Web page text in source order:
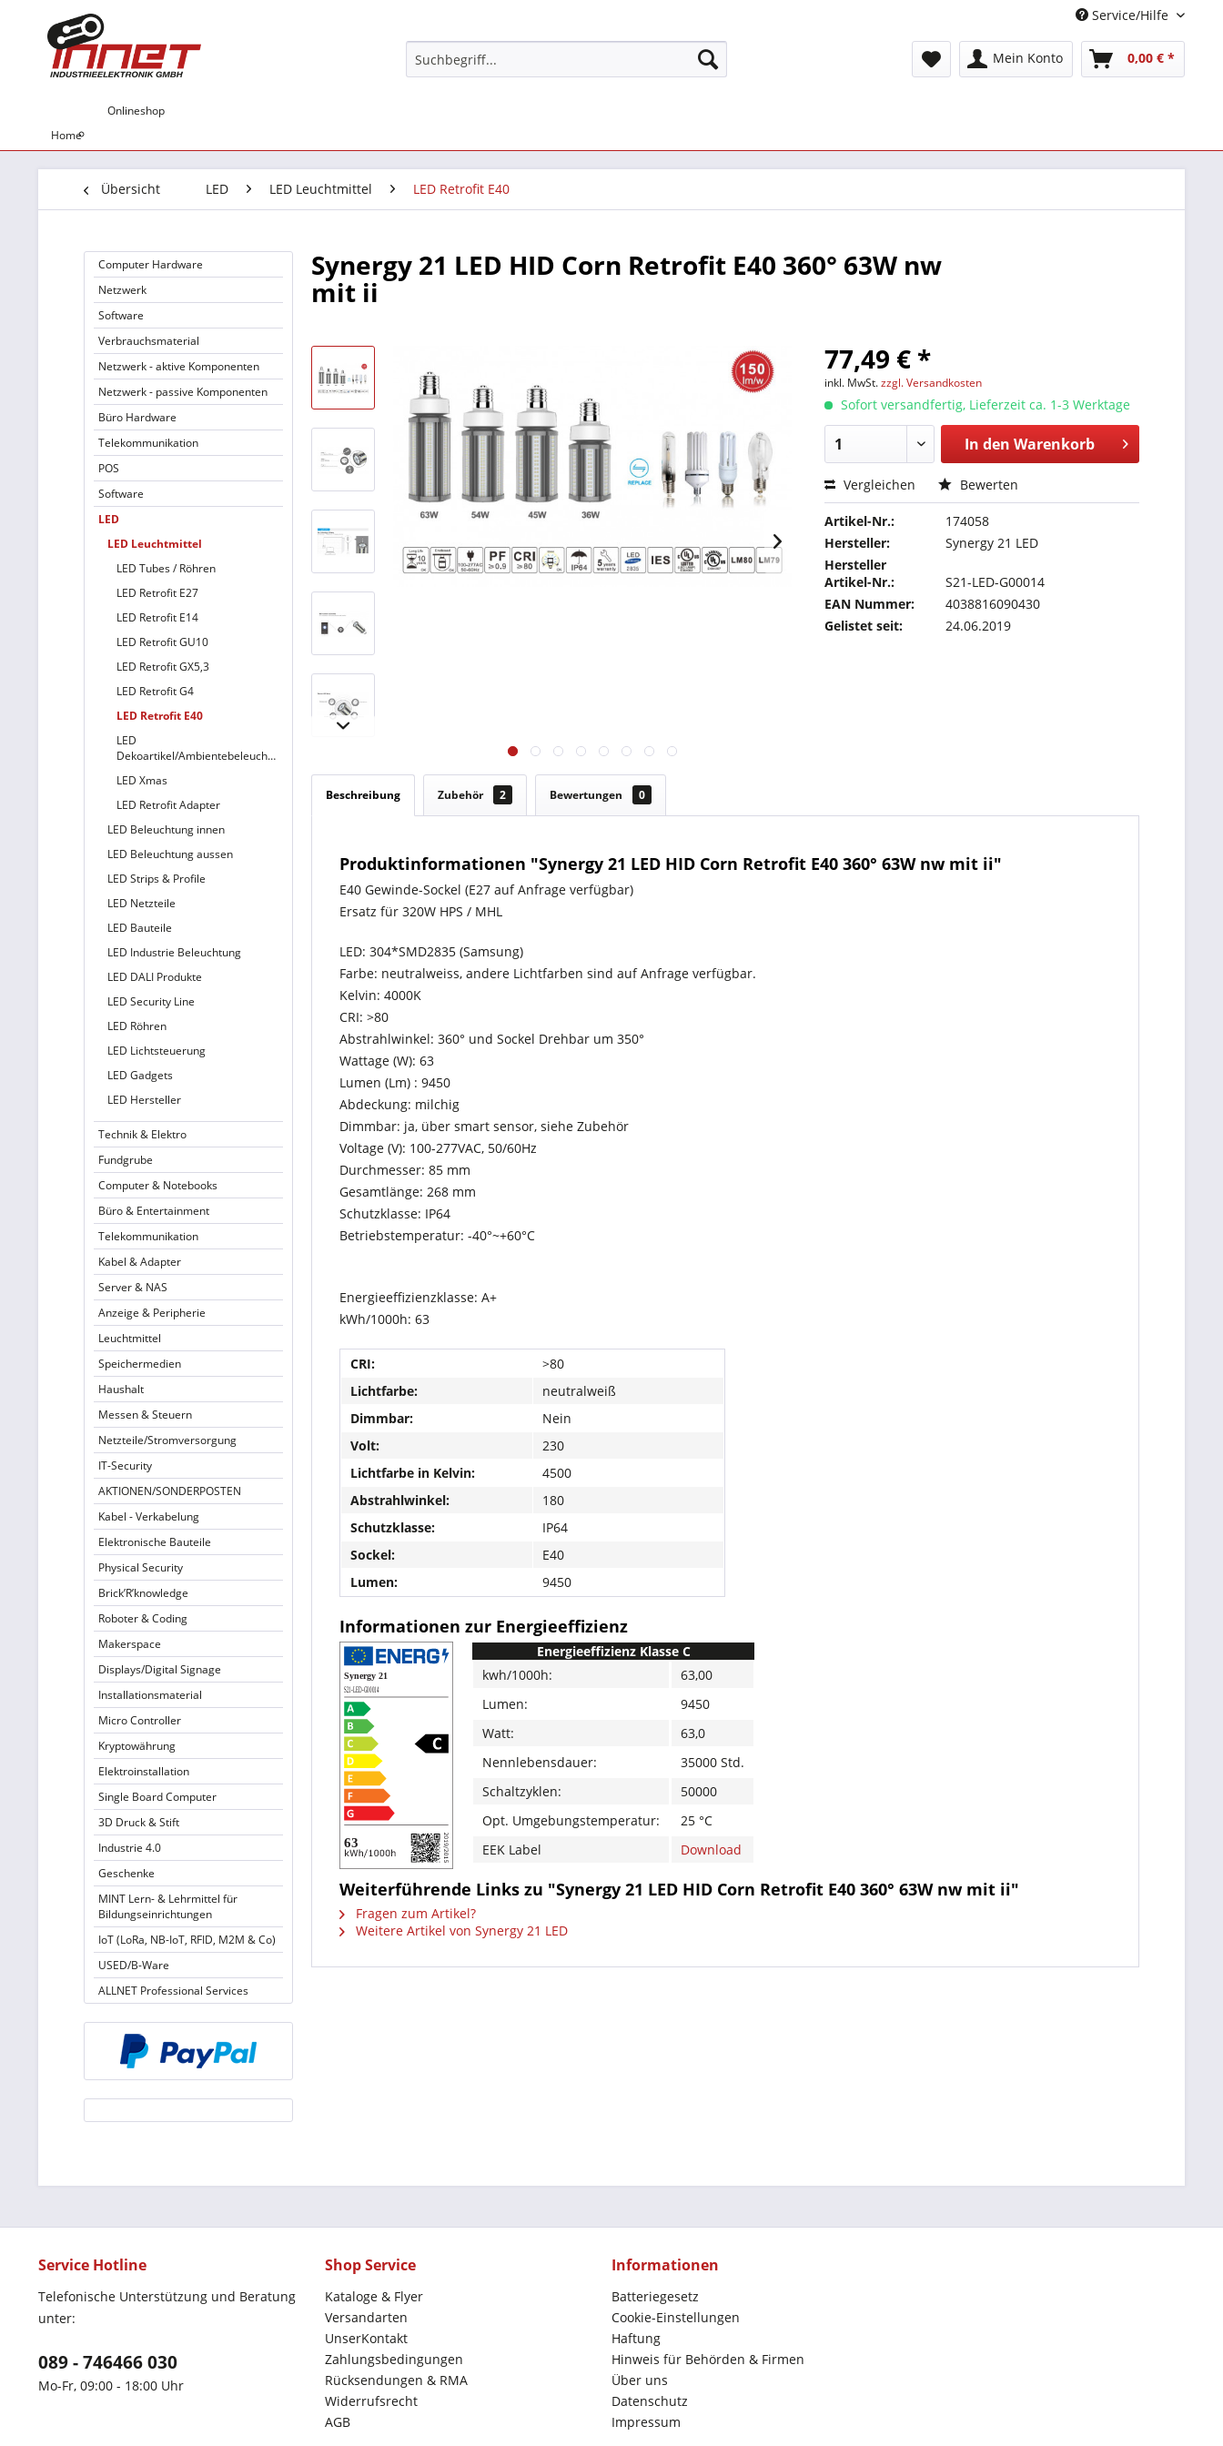
Service/Hilfe
Mein Konto 0,00 € *
Home
Onlineshop
Übersicht LED LED Leuchtmittel LED Retrofit E40
Computer Hardware
Netzwerk
Software
Verbrauchsmaterial
Netzwerk - aktive Komponenten
Netzwerk - passive Komponenten
Büro Hardware
Telekommunikation
POS
Software
LED
LED Leuchtmittel
LED Tubes / Röhren
LED Retrofit E27
LED Retrofit E14
LED Retrofit GU10
LED Retrofit GX5,3
LED Retrofit G4
LED Retrofit E40
LED
Dekoartikel/Ambientebeleuchtung
LED Xmas
LED Retrofit Adapter
LED Beleuchtung innen
LED Beleuchtung aussen
LED Strips & Profile
LED Netzteile
LED Bauteile
LED Industrie Beleuchtung
LED DALI Produkte
LED Security Line
LED Röhren
LED Lichtsteuerung
LED Gadgets
LED Hersteller
Technik & Elektro
Fundgrube
Computer & Notebooks
Büro & Entertainment
Telekommunikation
Kabel & Adapter
Server & NAS
Anzeige & Peripherie
Leuchtmittel
Speichermedien
Haushalt
Messen & Steuern
Netzteile/Stromversorgung
IT-Security
AKTIONEN/SONDERPOSTEN
Kabel - Verkabelung
Elektronische Bauteile
Physical Security
Brick’R’knowledge
Roboter & Coding
Makerspace
Displays/Digital Signage
Installationsmaterial
Micro Controller
Kryptowährung
Elektroinstallation
Single Board Computer
3D Druck & Stift
Industrie 4.0
Geschenke
MINT Lern- & Lehrmittel für
Bildungseinrichtungen
IoT (LoRa, NB-IoT, RFID, M2M & Co)
USED/B-Ware
ALLNET Professional Services
Synergy 21 LED HID Corn Retrofit E40 360° 63W nw
mit ii
77,49 € *
inkl. MwSt.zzgl. Versandkosten
Sofort versandfertig, Lieferzeit ca. 1-3 Werktage
In den Warenkorb
Vergleichen Bewerten
Artikel-Nr.:
174058
Hersteller:
Synergy 21 LED
Hersteller
Artikel-Nr.:
S21-LED-G00014
EAN Nummer:
4038816090430
Gelistet seit:
24.06.2019
Beschreibung Zubehör 2 Bewertungen 0
Produktinformationen "Synergy 21 LED HID Corn Retrofit E40 360° 63W nw mit ii"
E40 Gewinde-Sockel (E27 auf Anfrage verfügbar)
Ersatz für 320W HPS / MHL
LED: 304*SMD2835 (Samsung)
Farbe: neutralweiss, andere Lichtfarben sind auf Anfrage verfügbar.
Kelvin: 4000K
CRI: >80
Abstrahlwinkel: 360° und Sockel Drehbar um 350°
Wattage (W): 63
Lumen (Lm) : 9450
Abdeckung: milchig
Dimmbar: ja, über smart sensor, siehe Zubehör
Voltage (V): 100-277VAC, 50/60Hz
Durchmesser: 85 mm
Gesamtlänge: 268 mm
Schutzklasse: IP64
Betriebstemperatur: -40°~+60°C
Energieeffizienzklasse: A+
kWh/1000h: 63
CRI:
>80
Lichtfarbe:
neutralweiß
Dimmbar:
Nein
Volt:
230
Lichtfarbe in Kelvin:
4500
Abstrahlwinkel:
180
Schutzklasse:
IP64
Sockel:
E40
Lumen:
9450
Informationen zur Energieeffizienz
Energieeffizienz Klasse C
kwh/1000h:
63,00
Lumen:
9450
Watt:
63,0
Nennlebensdauer:
35000 Std.
Schaltzyklen:
50000
Opt. Umgebungstemperatur:
25 °C
EEK Label
Download
Weiterführende Links zu "Synergy 21 LED HID Corn Retrofit E40 360° 63W nw mit ii"
Fragen zum Artikel?
Weitere Artikel von Synergy 21 LED
Service Hotline
Telefonische Unterstützung und Beratung
unter:
089 - 746466 030
Mo-Fr, 09:00 - 18:00 Uhr
Shop Service
Kataloge & Flyer
Versandarten
UnserKontakt
Zahlungsbedingungen
Rücksendungen & RMA
Widerrufsrecht
AGB
Informationen
Batteriegesetz
Cookie-Einstellungen
Haftung
Hinweis für Behörden & Firmen
Über uns
Datenschutz
Impressum